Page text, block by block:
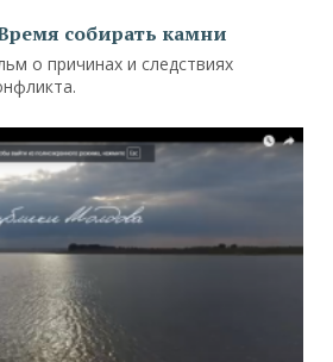
собирать камни
о причинах и следствиях